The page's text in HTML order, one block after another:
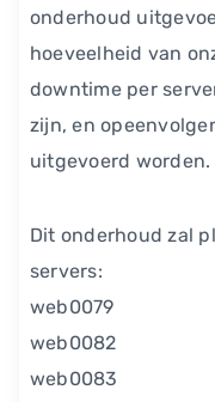
onderhoud
hoeveelheid van
downtime per
zijn, en
uitgevoerd worden.
Dit onderhoud zal
servers:
web0079
web0082
web0083